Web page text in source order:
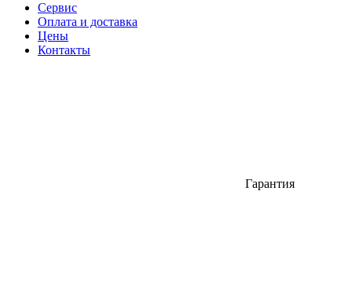
Сервис
Оплата и доставка
Цены
Контакты
Гарантия